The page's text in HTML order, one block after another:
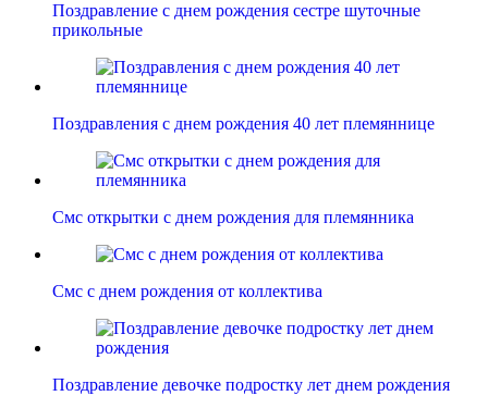
Поздравление с днем рождения сестре шуточные
прикольные
Поздравления с днем рождения 40 лет племяннице
Смс открытки с днем рождения для племянника
Смс с днем рождения от коллектива
Поздравление девочке подростку лет днем рождения